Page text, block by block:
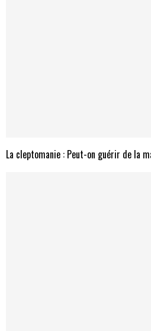
La cleptomanie : Peut-on guérir de la